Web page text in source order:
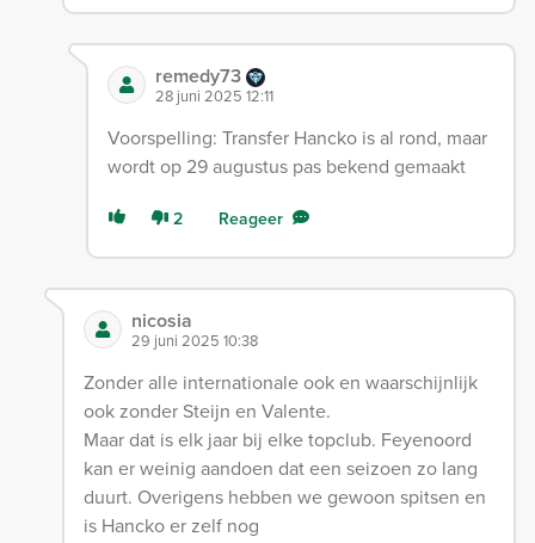
remedy73
28 juni 2025 12:11
Voorspelling: Transfer Hancko is al rond, maar
wordt op 29 augustus pas bekend gemaakt
2 Reageer
nicosia
29 juni 2025 10:38
Zonder alle internationale ook en waarschijnlijk
ook zonder Steijn en Valente.
Maar dat is elk jaar bij elke topclub. Feyenoord
kan er weinig aandoen dat een seizoen zo lang
duurt. Overigens hebben we gewoon spitsen en
is Hancko er zelf nog